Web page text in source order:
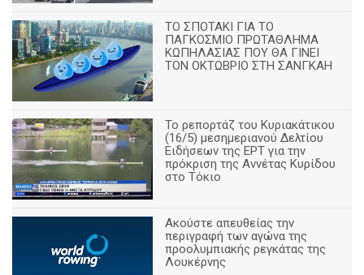
ΤΟ ΣΠΟΤΑΚΙ ΓΙΑ ΤΟ
ΠΑΓΚΟΣΜΙΟ ΠΡΩΤΑΘΛΗΜΑ
ΚΩΠΗΛΑΣΙΑΣ ΠΟΥ ΘΑ ΓΙΝΕΙ
ΤΟΝ ΟΚΤΩΒΡΙΟ ΣΤΗ ΣΑΝΓΚΑΗ
Το ρεπορτάζ του Κυριακάτικου
(16/5) μεσημεριανού Δελτίου
Ειδήσεων της ΕΡΤ για την
πρόκριση της Αννέτας Κυρίδου
στο Τόκιο
Ακούστε απευθείας την
περιγραφή των αγώνα της
προολυμπιακής ρεγκάτας της
Λουκέρνης